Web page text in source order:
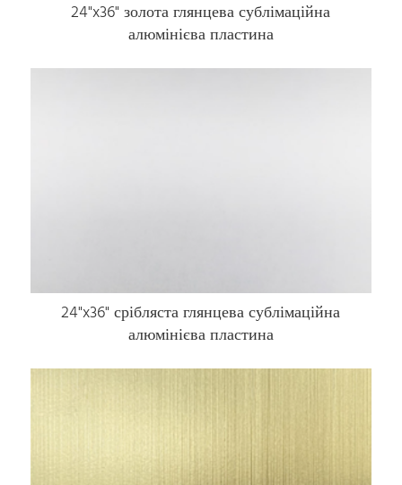
24"x36" золота глянцева сублімаційна
алюмінієва пластина
24"x36" срібляста глянцева сублімаційна
алюмінієва пластина